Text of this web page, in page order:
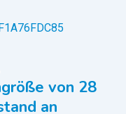
von 28
an